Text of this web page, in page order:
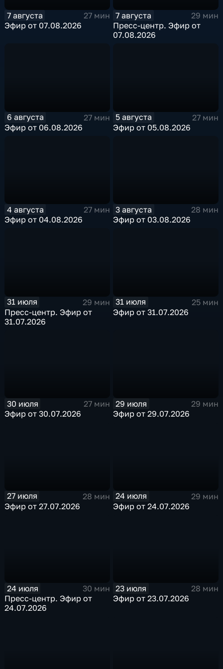
7 августа
27 мин
Эфир от 07.08.2026
7 августа
29 мин
Пресс-центр. Эфир от
07.08.2026
6 августа
27 мин
Эфир от 06.08.2026
5 августа
27 мин
Эфир от 05.08.2026
4 августа
27 мин
Эфир от 04.08.2026
3 августа
28 мин
Эфир от 03.08.2026
31 июля
29 мин
Пресс-центр. Эфир от
31.07.2026
31 июля
25 мин
Эфир от 31.07.2026
30 июля
27 мин
Эфир от 30.07.2026
29 июля
29 мин
Эфир от 29.07.2026
27 июля
28 мин
Эфир от 27.07.2026
24 июля
29 мин
Эфир от 24.07.2026
24 июля
30 мин
Пресс-центр. Эфир от
24.07.2026
23 июля
28 мин
Эфир от 23.07.2026